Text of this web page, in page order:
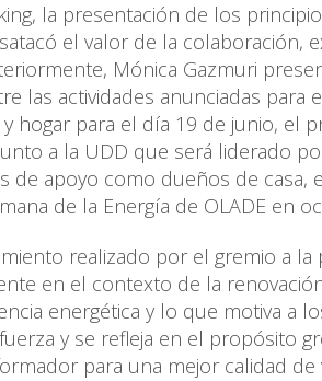
la presentación de los
el valor de la colaboración,
Mónica Gazmuri
las actividades anunciadas para
hogar para el día 19 de junio, el
a la UDD que será liderado
de apoyo como dueños de casa,
de la Energía de OLADE en
realizado por el gremio a la
en el contexto de la
energética y lo que motiva a
y se refleja en el propósito
para una mejor calidad